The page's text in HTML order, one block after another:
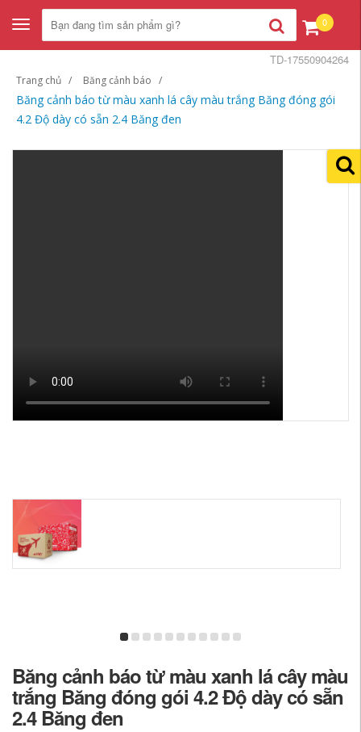
Toggle
navigation
0
Trang chủ Băng cảnh báo
Băng cảnh báo từ màu xanh lá cây màu trắng Băng đóng gói
4.2 Độ dày có sẵn 2.4 Băng đen
TD-17550904264
Băng cảnh báo từ màu xanh lá cây màu
trắng Băng đóng gói 4.2 Độ dày có sẵn
2.4 Băng đen